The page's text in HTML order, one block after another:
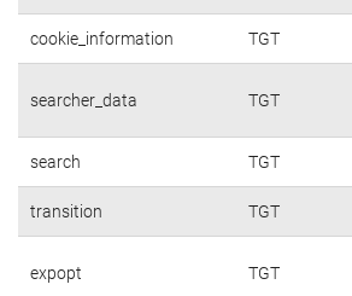
cookie_information TGT
searcher_data TGT
search TGT
transition TGT
expopt TGT